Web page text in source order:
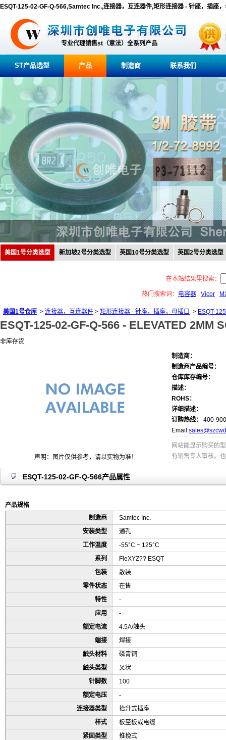
ESQT-125-02-GF-Q-566,Samtec Inc.,连接器，互连器件,矩形连接器 - 针座，插座
专业代理销售st（意法）全系列产品
ST产品选型 产品 制造商 联系我们
美国1号分类选型 新加坡2号分类选型 英国10号分类选型 英国2号分类选型
在本站结果里搜索：
热门搜索词： 电容器 Vicor
美国1号仓库 > 连接器，互连器件 > 矩形连接器 - 针座，插座，母插口 > ESQT-
ESQT-125-02-GF-Q-566 - ELEVATED 2MM
非库存货
声明：图片仅供参考，请以实物为准！
制造商：
制造商产品编号：
仓库库存编号：
描述：
ROHS：
详细描述：
订购热线：
400-
Email:
网站能显示购买的
有销售专人审核。
ESQT-125-02-GF-Q-566产品属性
产品规格
制造商
Samtec Inc.
安装类型
通孔
工作温度
-55°C ~ 125°C
系列
FleXYZ?? ESQT
包装
散装
零件状态
在售
特性
-
应用
-
额定电流
4.5A/触头
端接
焊接
触头材料
磷青铜
触头类型
叉状
针脚数
100
额定电压
-
连接器类型
抬升式插座
样式
板至板或电缆
紧固类型
推挽式